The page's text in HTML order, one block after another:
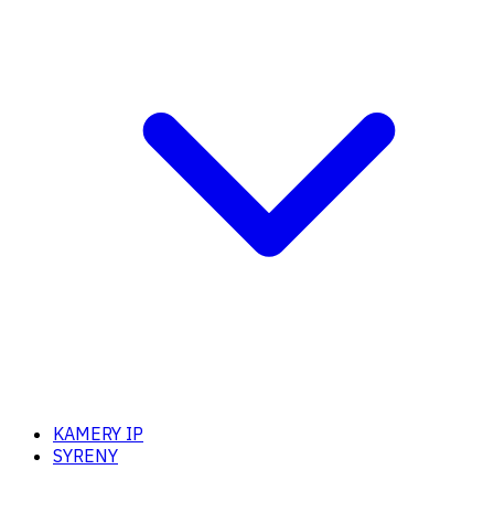
KAMERY IP
SYRENY